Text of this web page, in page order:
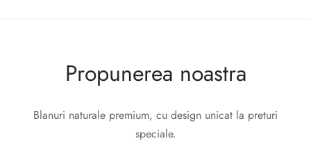
Propunerea noastra
Blanuri naturale premium, cu design unicat la preturi
speciale.